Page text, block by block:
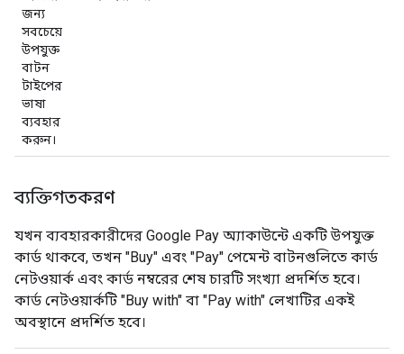
জন্য
সবচেয়ে
উপযুক্ত
বাটন
টাইপের
ভাষা
ব্যবহার
করুন।
ব্যক্তিগতকরণ
যখন ব্যবহারকারীদের Google Pay অ্যাকাউন্টে একটি উপযুক্ত
কার্ড থাকবে, তখন "Buy" এবং "Pay" পেমেন্ট বাটনগুলিতে কার্ড
নেটওয়ার্ক এবং কার্ড নম্বরের শেষ চারটি সংখ্যা প্রদর্শিত হবে।
কার্ড নেটওয়ার্কটি "Buy with" বা "Pay with" লেখাটির একই
অবস্থানে প্রদর্শিত হবে।